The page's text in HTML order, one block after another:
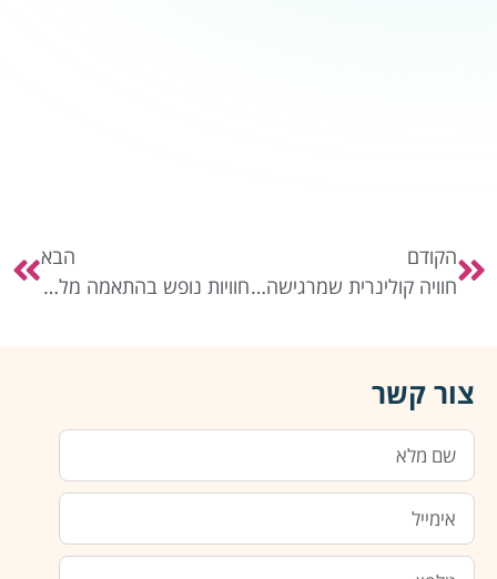
הקודם
חוויה קולינרית שמרגישה כמו מסעדה
הבא
חוויות נופש בהתאמה מלאה
צור קשר